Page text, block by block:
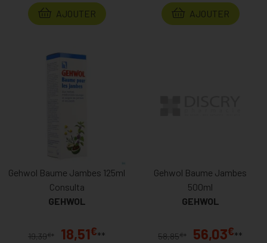
AJOUTER
AJOUTER
Gehwol Baume Jambes 125ml
Consulta
GEHWOL
19,39€* 18,51€**
Gehwol Baume Jambes
500ml
GEHWOL
58,85€* 56,03€**